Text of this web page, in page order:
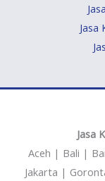
Jasa
Jasa
Aceh | Bali |
Jakarta |